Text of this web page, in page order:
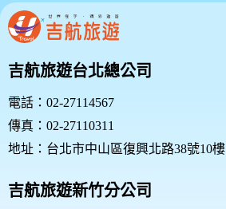
吉航旅遊台北總公司
電話：02-27114567
傳真：02-27110311
地址：台北市中山區復興北路38號10樓
吉航旅遊新竹分公司